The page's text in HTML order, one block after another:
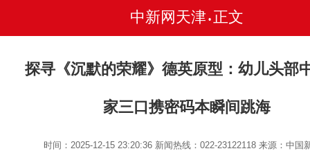
中新网天津 • 正文
探寻《沉默的荣耀》德英原型：幼儿头部
家三口携密码本瞬间跳海
时间：2025-12-15 23:20:36 新闻热线：022-23122118来源：中国